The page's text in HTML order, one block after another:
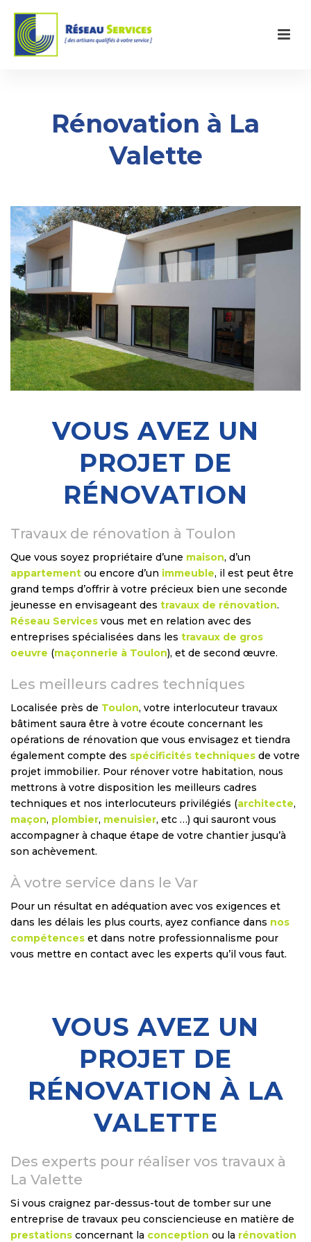
Rénovation à La
Valette
VOUS AVEZ UN
PROJET DE
RÉNOVATION
Travaux de rénovation à Toulon
Que vous soyez propriétaire d’une maison, d’un
appartement ou encore d’un immeuble, il est peut être
grand temps d’offrir à votre précieux bien une seconde
jeunesse en envisageant des travaux de rénovation.
Réseau Services vous met en relation avec des
entreprises spécialisées dans les travaux de gros
oeuvre (maçonnerie à Toulon), et de second œuvre.
Les meilleurs cadres techniques
Localisée près de Toulon, votre interlocuteur travaux
bâtiment saura être à votre écoute concernant les
opérations de rénovation que vous envisagez et tiendra
également compte des spécificités techniques de votre
projet immobilier. Pour rénover votre habitation, nous
mettrons à votre disposition les meilleurs cadres
techniques et nos interlocuteurs privilégiés (architecte,
maçon, plombier, menuisier, etc …) qui sauront vous
accompagner à chaque étape de votre chantier jusqu’à
son achèvement.
À votre service dans le Var
Pour un résultat en adéquation avec vos exigences et
dans les délais les plus courts, ayez confiance dans nos
compétences et dans notre professionnalisme pour
vous mettre en contact avec les experts qu’il vous faut.
VOUS AVEZ UN
PROJET DE
RÉNOVATION À LA
VALETTE
Des experts pour réaliser vos travaux à
La Valette
Si vous craignez par-dessus-tout de tomber sur une
entreprise de travaux peu consciencieuse en matière de
prestations concernant la conception ou la rénovation